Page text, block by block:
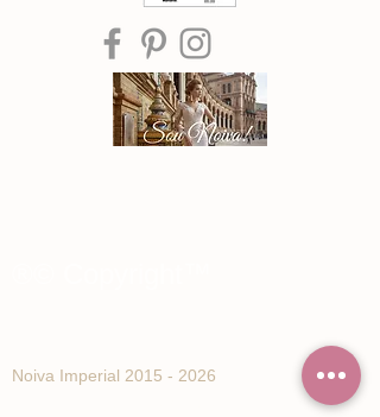
Noiva Imperial 2015 - 2026
Registe-se e receba Ofertas especiais e